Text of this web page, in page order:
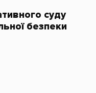
суду
безпеки